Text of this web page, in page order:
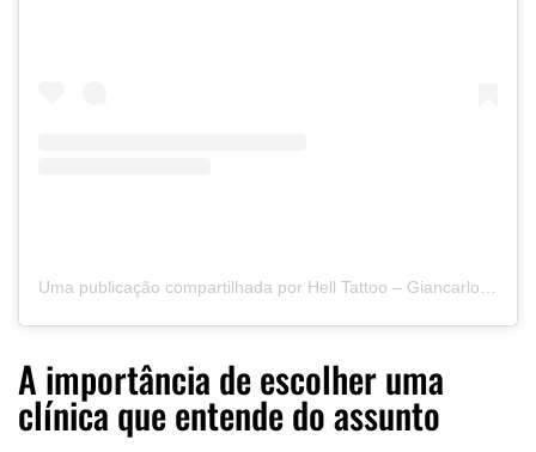
Uma publicação compartilhada por Hell Tattoo – Giancarlo Pincelli – Tattoo Removal (@helltatto)
A importância de escolher uma
clínica que entende do assunto